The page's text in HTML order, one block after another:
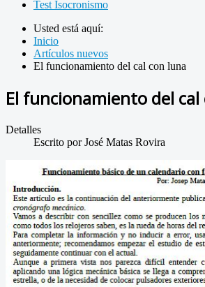
Test Isocronismo
Usted está aquí:
Inicio
Artículos nuevos
El funcionamiento del cal con luna
El funcionamiento del cal
Detalles
Escrito porJosé Matas Rovira